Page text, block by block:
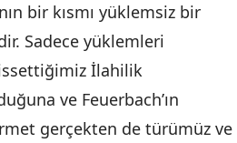
bir kısmı yüklemsiz bir
Sadece yüklemleri
İlahilik
ve Feuerbach’ın
gerçekten de türümüz ve